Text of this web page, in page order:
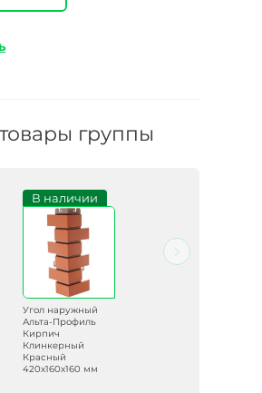
группы
В наличии
Угол наружный
Альта-Профиль
Кирпич
Клинкерный
Красный
420х160х160 мм